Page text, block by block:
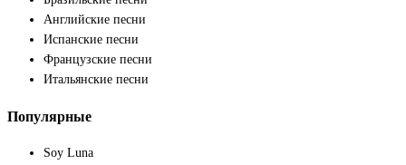
Английские песни
Испанские песни
Французские песни
Итальянские песни
Популярные
Soy Luna